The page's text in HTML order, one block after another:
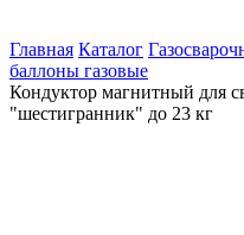
Главная Каталог
баллоны газовые
Кондуктор магнитный для
"шестигранник" до 23 кг